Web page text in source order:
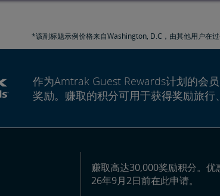
*该副标题示例价格来自Washington, D.C，由其他用户在
作为Amtrak Guest Rewards计划的会
奖励。赚取的积分可用于获得奖励旅行
赚取高达30,000奖励积分。优
26年9月2日前在此申请。